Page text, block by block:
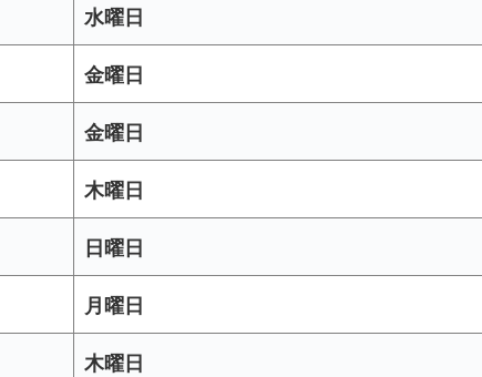
水曜日
金曜日
金曜日
木曜日
日曜日
月曜日
木曜日